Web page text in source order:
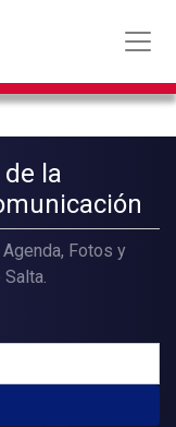
la
Fotos y